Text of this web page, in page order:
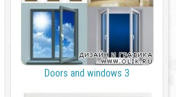
Doors and windows 3